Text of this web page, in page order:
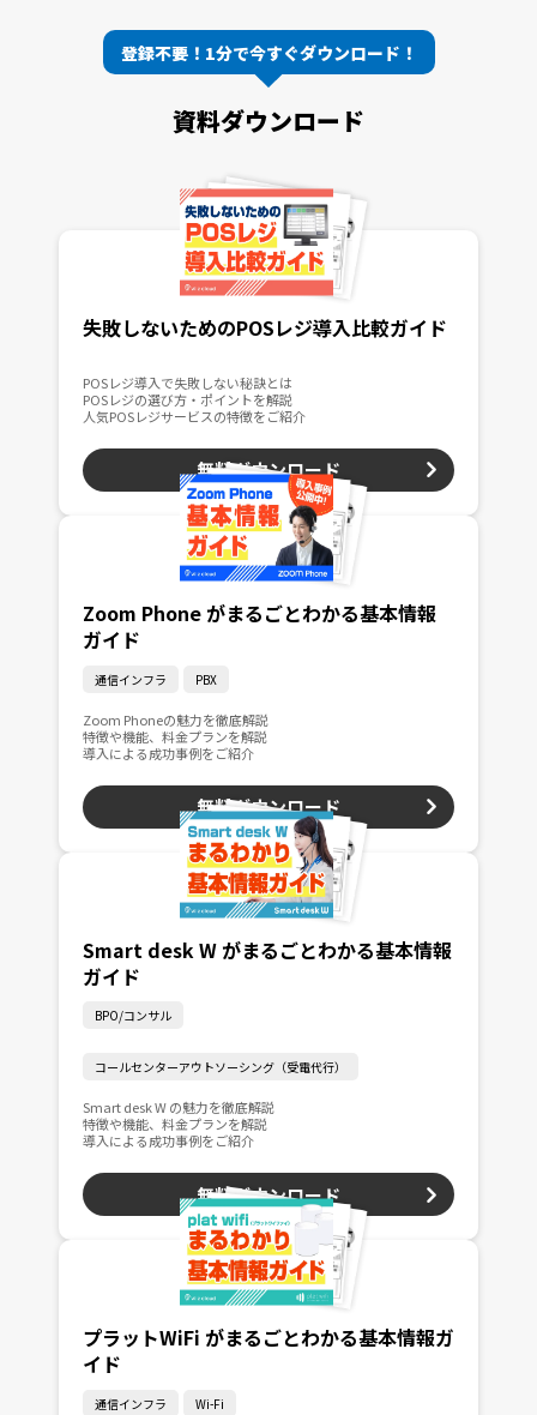
登録不要！1分で今すぐダウンロード！
資料ダウンロード
失敗しないためのPOSレジ導入比較ガイド
POSレジ導入で失敗しない秘訣とは
POSレジの選び方・ポイントを解説
人気POSレジサービスの特徴をご紹介
無料ダウンロード
Zoom Phone がまるごとわかる基本情報
ガイド
通信インフラ PBX
Zoom Phoneの魅力を徹底解説
特徴や機能、料金プランを解説
導入による成功事例をご紹介
無料ダウンロード
Smart desk W がまるごとわかる基本情報
ガイド
BPO/コンサル
コールセンターアウトソーシング（受電代行）
Smart desk W の魅力を徹底解説
特徴や機能、料金プランを解説
導入による成功事例をご紹介
無料ダウンロード
プラットWiFi がまるごとわかる基本情報ガ
イド
通信インフラ Wi-Fi